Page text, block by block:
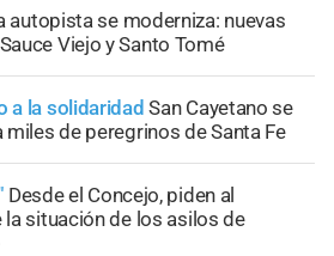
autopista se moderniza: nuevas
Viejo y Santo Tomé
a la solidaridad San Cayetano se
de peregrinos de Santa Fe
Desde el Concejo, piden al
situación de los asilos de